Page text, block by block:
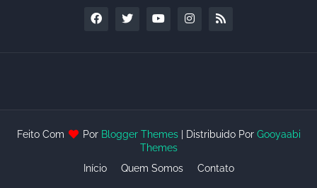
Feito Com Por Blogger Themes| Distribuido Por Gooyaabi
Themes
Início
Quem Somos Contato